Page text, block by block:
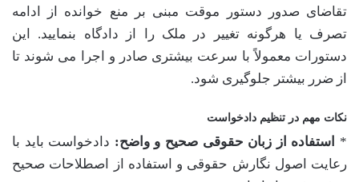
تقاضای صدور دستور موقت مبنی بر منع خوانده از ادامه
تصرف یا هرگونه تغییر در ملک را از دادگاه بنمایید. این
دستورات معمولاً با سرعت بیشتری صادر و اجرا می شوند تا
از ضرر بیشتر جلوگیری شود.
نکات مهم در تنظیم دادخواست
* استفاده از زبان حقوقی صحیح و واضح: دادخواست باید با
رعایت اصول نگارش حقوقی و استفاده از اصطلاحات صحیح